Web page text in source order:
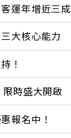
運年增近三成
大核心能力
！
時盛大開啟
報名中！